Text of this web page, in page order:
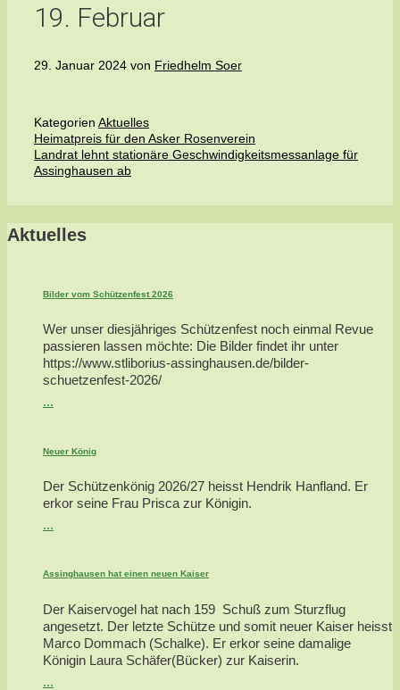
19. Februar
29. Januar 2024 von Friedhelm Soer
Kategorien Aktuelles
Heimatpreis für den Asker Rosenverein
Landrat lehnt stationäre Geschwindigkeitsmessanlage für
Assinghausen ab
Aktuelles
Bilder vom Schützenfest 2026
Wer unser diesjähriges Schützenfest noch einmal Revue
passieren lassen möchte: Die Bilder findet ihr unter
https://www.stliborius-assinghausen.de/bilder-
schuetzenfest-2026/
...
Neuer König
Der Schützenkönig 2026/27 heisst Hendrik Hanfland. Er
erkor seine Frau Prisca zur Königin.
...
Assinghausen hat einen neuen Kaiser
Der Kaiservogel hat nach 159 Schuß zum Sturzflug
angesetzt. Der letzte Schütze und somit neuer Kaiser heisst
Marco Dommach (Schalke). Er erkor seine damalige
Königin Laura Schäfer(Bücker) zur Kaiserin.
...